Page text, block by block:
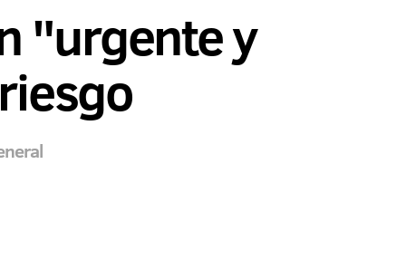
"urgente y